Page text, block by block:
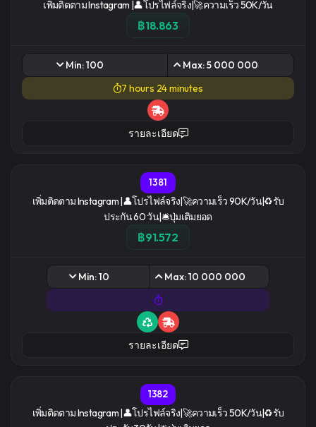
เพิ่มติดตาม Instagram |👤โปรไฟล์จริง|🚀ความเร็ว 50K/วัน
฿18.863
Min: 100
Max: 5 000 000
7 hours 24 minutes
รายละเอียด
1381
เพิ่มติดตาม Instagram |👤โปรไฟล์จริง|🚀ความเร็ว 90K/วัน|♻️รับ
ประกัน 60 วัน|🛎️ปุ่มเติมยอด
฿91.572
Min: 10 Max: 10 000 000
รายละเอียด
1382
เพิ่มติดตาม Instagram |👤โปรไฟล์จริง|🚀ความเร็ว 50K/วัน|♻️รับ